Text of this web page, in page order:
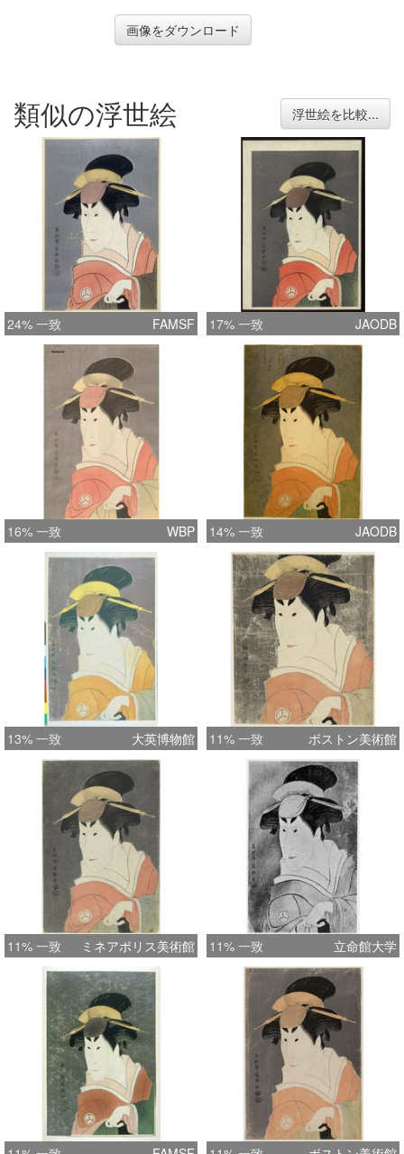
画像をダウンロード
類似の浮世絵 浮世絵を比較...
24% 一致 FAMSF 17% 一致 JAODB
16% 一致 WBP 14% 一致 JAODB
13% 一致 大英博物館 11% 一致 ボストン美術館
11% 一致 ミネアポリス美術館 11% 一致 立命館大学